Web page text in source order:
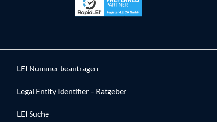
LEI Nummer beantragen
Legal Entity Identifier – Ratgeber
LEI Suche